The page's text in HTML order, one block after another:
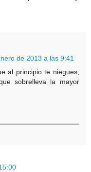
de 2013 a las 9:41
al principio te niegues,
sobrelleva la mayor